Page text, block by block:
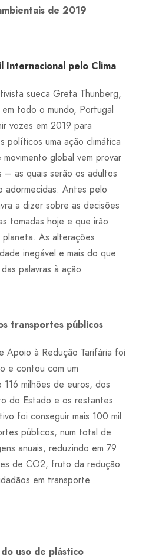
de 2019
Internacional pelo Clima
sueca Greta Thunberg,
todo o mundo, Portugal
vozes em 2019 para
políticos uma ação climática
global vem provar
– as quais serão os adultos
adormecidas. Antes pelo
a dizer sobre as decisões
tomadas hoje e que irão
As alterações
inegável e mais do que
palavras à ação.
transportes públicos
Apoio à Redução Tarifária foi
e contou com um
milhões de euros, dos
do Estado e os restantes
foi conseguir mais 100 mil
públicos, num total de
anuais, reduzindo em 79
de CO2, fruto da redução
em transporte
uso de plástico